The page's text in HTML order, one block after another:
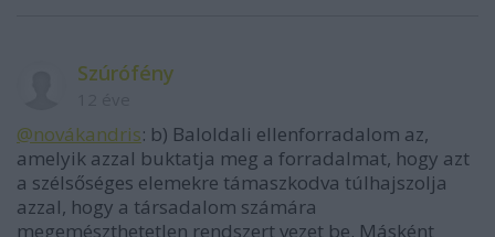
Szúrófény
@novákandris: b) Baloldali ellenforradalom az,
amelyik azzal buktatja meg a forradalmat, hogy azt
a szélsőséges elemekre támaszkodva túlhajszolja
azzal, hogy a társadalom számára
megemészthetetlen rendszert vezet be. Másként